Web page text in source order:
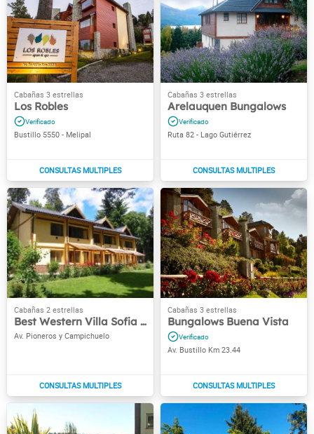
Los Robles
Bustillo 5550 - Melipal
Arelauquen Bungalows
Ruta 82 - Lago Gutiérrez
Best Western Villa Sofia Apart Hotel
Av. Pioneros y Campichuelo
Bungalows Buena Vista
Av. Bustillo Km 23.44